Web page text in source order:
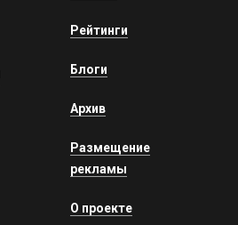
Рейтинги
Блоги
Архив
Размещение
рекламы
О проекте